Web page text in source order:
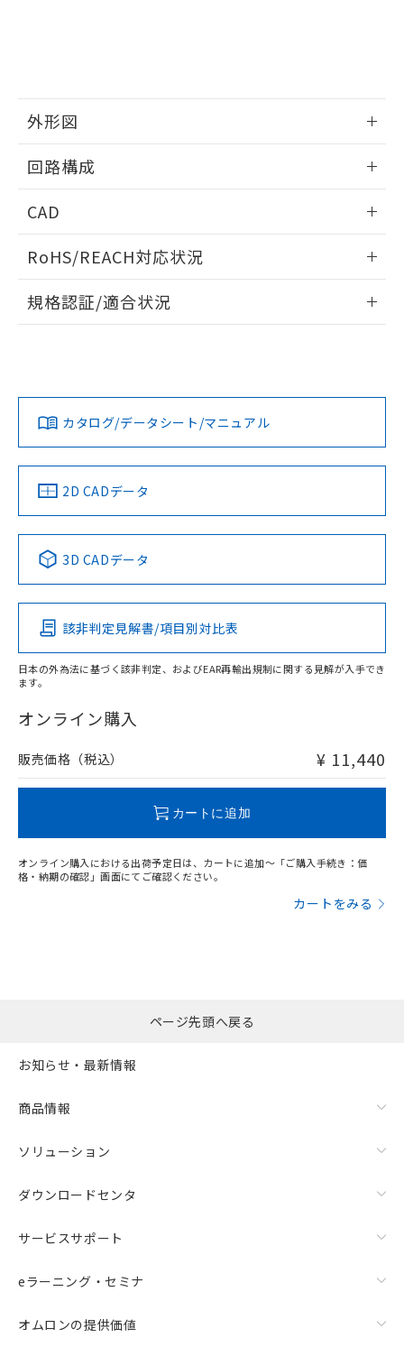
外形図
取りつけ穴加工図
回路構成
CAD
ドすることができます。
ログイン/会員登録
ダウンロードデータをご利用いただく前に、以下を必ずお読
みください。
ソフトウェアの使用条件
RoHS/REACH対応状況
EU RoHS 注意事項・凡例
対応済み
中国 RoHS 注意事項・凡例
Pb Hg Cd Cr(VI)
O
在庫等で未対応品が混在する可能性があります。
問い合わせください。
規格認証/適合状況
LR型式承認
（イギリス
船舶規格）
DNV型式承認
（ノルウェー
BV型式承認
（フランス
KR型式
（韓国
No No No No
この製品の規格認証/適合状況ページへ
その他の認証はこちらのページからご検索ください
カタログ/データシート/マニュアル
2D CADデータ
3D CADデータ
該非判定見解書/項目別対比表
日本の外為法に基づく該非判定、およびEAR再輸出規制に関する見解が入手でき
ます。
オンライン購入
販売価格（税込） ¥ 11,440
カートに追加
オンライン購入における出荷予定日は、カートに追加～「ご購入手続き：価
格・納期の確認」画面にてご確認ください。
カートをみる
※当社の共同利用者とは、"個人情報
用者の範囲」に記載されている法人を
EU RoHS指令（10物質）の非含有証明書
51物質の非含有証明書（当社基準）
※本証明書は発行日時点で非含有を証明す
ものではありません。
また、RoHS指令のフタル酸エステル類４
荷製品に未対応品が混在することから備考
欄に対応日を記載しておりました。
既に当社にて対応品への在庫切替を完了
り、2022年1月12日より割愛しておりま
す。
ページ先頭へ戻る
お知らせ・最新情報
商品情報
ソリューション
ダウンロードセンタ
サービスサポート
eラーニング・セミナ
オムロンの提供価値